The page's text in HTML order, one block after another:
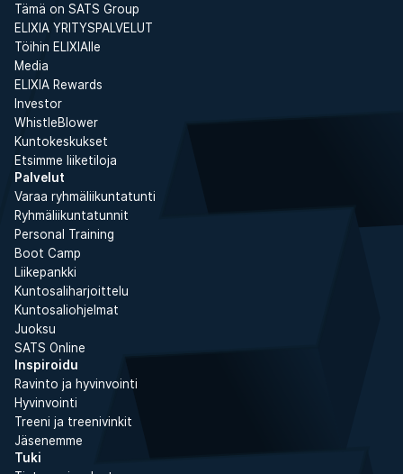
Tämä on SATS Group
ELIXIA YRITYSPALVELUT
Töihin ELIXIAlle
Media
ELIXIA Rewards
Investor
WhistleBlower
Kuntokeskukset
Etsimme liiketiloja
Palvelut
Varaa ryhmäliikuntatunti
Ryhmäliikuntatunnit
Personal Training
Boot Camp
Liikepankki
Kuntosaliharjoittelu
Kuntosaliohjelmat
Juoksu
SATS Online
Inspiroidu
Ravinto ja hyvinvointi
Hyvinvointi
Treeni ja treenivinkit
Jäsenemme
Tuki